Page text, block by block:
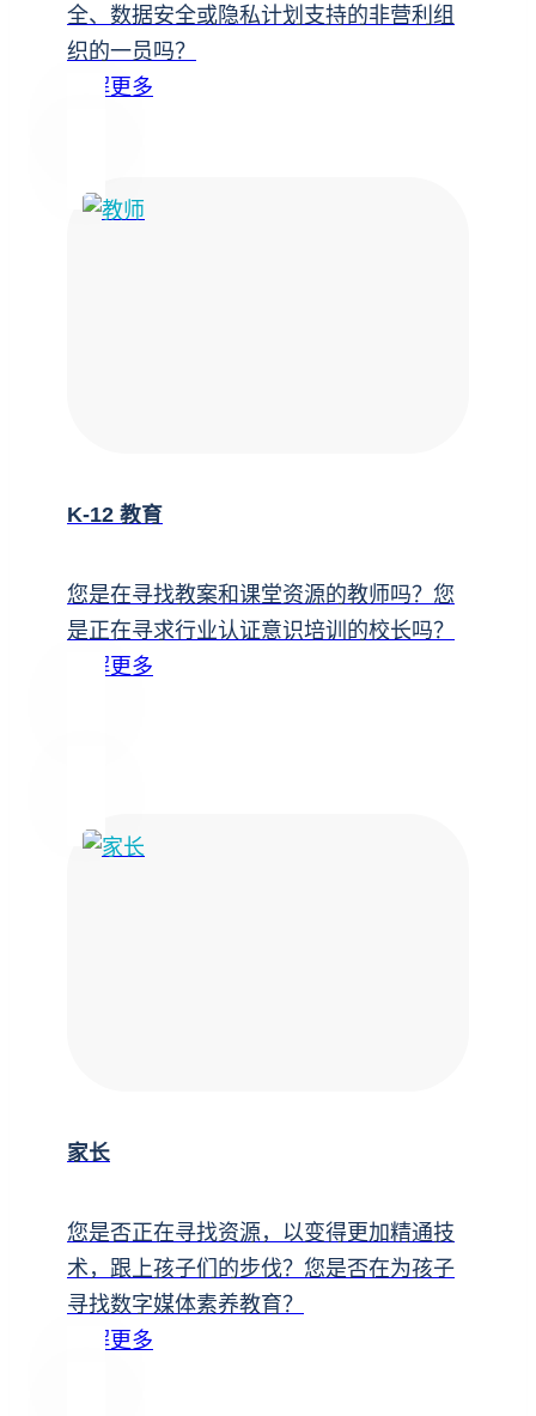
全、数据安全或隐私计划支持的非营利组
织的一员吗？
了解更多
K-12 教育
您是在寻找教案和课堂资源的教师吗？您
是正在寻求行业认证意识培训的校长吗？
了解更多
家长
您是否正在寻找资源，以变得更加精通技
术，跟上孩子们的步伐？您是否在为孩子
寻找数字媒体素养教育？
了解更多